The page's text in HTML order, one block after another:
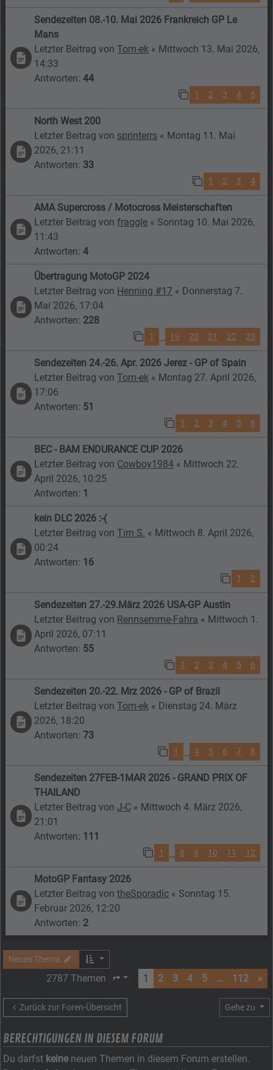
Sendezeiten 08.-10. Mai 2026 Frankreich GP Le
Mans
Letzter Beitrag vonTom-ek « Mittwoch 13. Mai 2026,
14:33
Antworten:44
1 2 3 4 5
North West 200
Letzter Beitrag von sprinterrs « Montag 11. Mai
2026, 21:11
Antworten: 33
1 2 3 4
AMA Supercross / Motocross Meisterschaften
Letzter Beitrag vonfraggle « Sonntag 10. Mai 2026,
11:43
Antworten:4
Übertragung MotoGP 2024
Letzter Beitrag von Henning #17 « Donnerstag 7.
Mai 2026, 17:04
Antworten: 228
1 … 19 20 21 22 23
Sendezeiten 24.-26. Apr. 2026 Jerez - GP of Spain
Letzter Beitrag vonTom-ek « Montag 27. April 2026,
17:06
Antworten: 51
1 2 3 4 5 6
BEC - BAM ENDURANCE CUP 2026
Letzter Beitrag von Cowboy1984 « Mittwoch 22.
April 2026, 10:25
Antworten: 1
kein DLC 2026 :-(
Letzter Beitrag vonTim S. « Mittwoch 8. April 2026,
00:24
Antworten: 16
1 2
Sendezeiten 27.-29.März 2026 USA-GP Austin
Letzter Beitrag von Rennsemme-Fahra « Mittwoch 1.
April 2026, 07:11
Antworten: 55
1 2 3 4 5 6
Sendezeiten 20.-22. Mrz 2026 - GP of Brazil
Letzter Beitrag vonTom-ek « Dienstag 24. März
2026, 18:20
Antworten:73
1 … 4 5 6 7 8
Sendezeiten 27FEB-1MAR 2026 - GRAND PRIX OF
THAILAND
Letzter Beitrag vonJ-C « Mittwoch 4. März 2026,
21:01
Antworten: 111
1 … 8 9 10 11 12
MotoGP Fantasy 2026
Letzter Beitrag vontheSporadic « Sonntag 15.
Februar 2026, 12:20
Antworten: 2
Neues Thema
2787 Themen Seite von112
1 2 3 4 5 … 112 »
Zurück zur Foren-Übersicht Gehe zu
BERECHTIGUNGEN IN DIESEM FORUM
Du darfst keineneuen Themen in diesem Forum erstellen.